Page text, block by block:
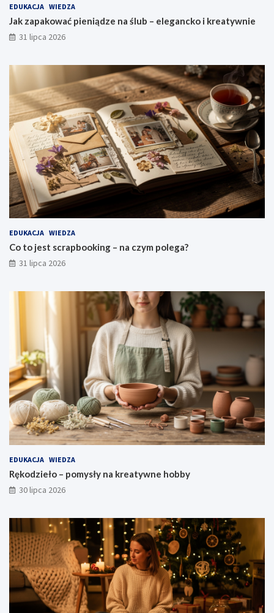
EDUKACJA WIEDZA
Jak zapakować pieniądze na ślub – elegancko i kreatywnie
31 lipca 2026
EDUKACJA WIEDZA
Co to jest scrapbooking – na czym polega?
31 lipca 2026
EDUKACJA WIEDZA
Rękodzieło – pomysły na kreatywne hobby
30 lipca 2026